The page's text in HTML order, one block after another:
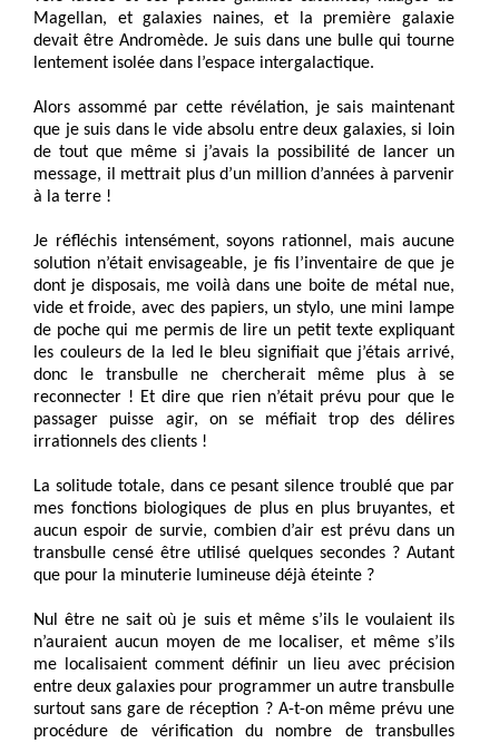
Magellan, et galaxies naines, et la première galaxie
devait être Andromède. Je suis dans une bulle qui tourne
lentement isolée dans l’espace intergalactique.
Alors assommé par cette révélation, je sais maintenant
que je suis dans le vide absolu entre deux galaxies, si loin
de tout que même si j’avais la possibilité de lancer un
message, il mettrait plus d’un million d’années à parvenir
à la terre !
Je réfléchis intensément, soyons rationnel, mais aucune
solution n’était envisageable, je fis l’inventaire de que je
dont je disposais, me voilà dans une boite de métal nue,
vide et froide, avec des papiers, un stylo, une mini lampe
de poche qui me permis de lire un petit texte expliquant
les couleurs de la led le bleu signifiait que j’étais arrivé,
donc le transbulle ne chercherait même plus à se
reconnecter ! Et dire que rien n’était prévu pour que le
passager puisse agir, on se méfiait trop des délires
irrationnels des clients !
La solitude totale, dans ce pesant silence troublé que par
mes fonctions biologiques de plus en plus bruyantes, et
aucun espoir de survie, combien d’air est prévu dans un
transbulle censé être utilisé quelques secondes ? Autant
que pour la minuterie lumineuse déjà éteinte ?
Nul être ne sait où je suis et même s’ils le voulaient ils
n’auraient aucun moyen de me localiser, et même s’ils
me localisaient comment définir un lieu avec précision
entre deux galaxies pour programmer un autre transbulle
surtout sans gare de réception ? A-t-on même prévu une
procédure de vérification du nombre de transbulles